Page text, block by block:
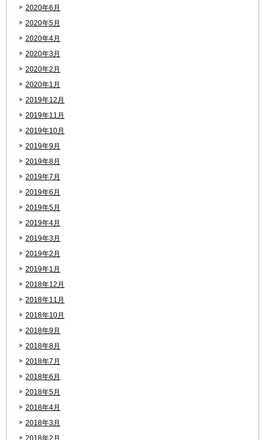
2020年6月
2020年5月
2020年4月
2020年3月
2020年2月
2020年1月
2019年12月
2019年11月
2019年10月
2019年9月
2019年8月
2019年7月
2019年6月
2019年5月
2019年4月
2019年3月
2019年2月
2019年1月
2018年12月
2018年11月
2018年10月
2018年9月
2018年8月
2018年7月
2018年6月
2018年5月
2018年4月
2018年3月
2018年2月